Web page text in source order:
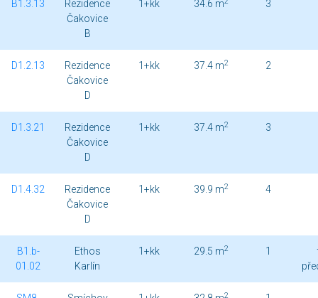
B1.3.13
Rezidence
Čakovice
B
1+kk 34.6 m 3
D1.2.13
Rezidence
Čakovice
D
1+kk 37.4 m2 2
D1.3.21
Rezidence
Čakovice
D
1+kk 37.4 m2 3
D1.4.32
Rezidence
Čakovice
D
1+kk 39.9 m2 4
B1.b-
01.02
Ethos
Karlín
1+kk 29.5 m2 1
2